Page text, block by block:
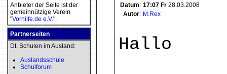
Anbieter der Seite ist der
gemeinnützige Verein
"Vorhilfe.de e.V.".
Partnerseiten
Dt. Schulen im Ausland:
Auslandsschule
Schulforum
Datum: 17:07 Fr 28.03.2008
Autor: M.Rex
Hallo